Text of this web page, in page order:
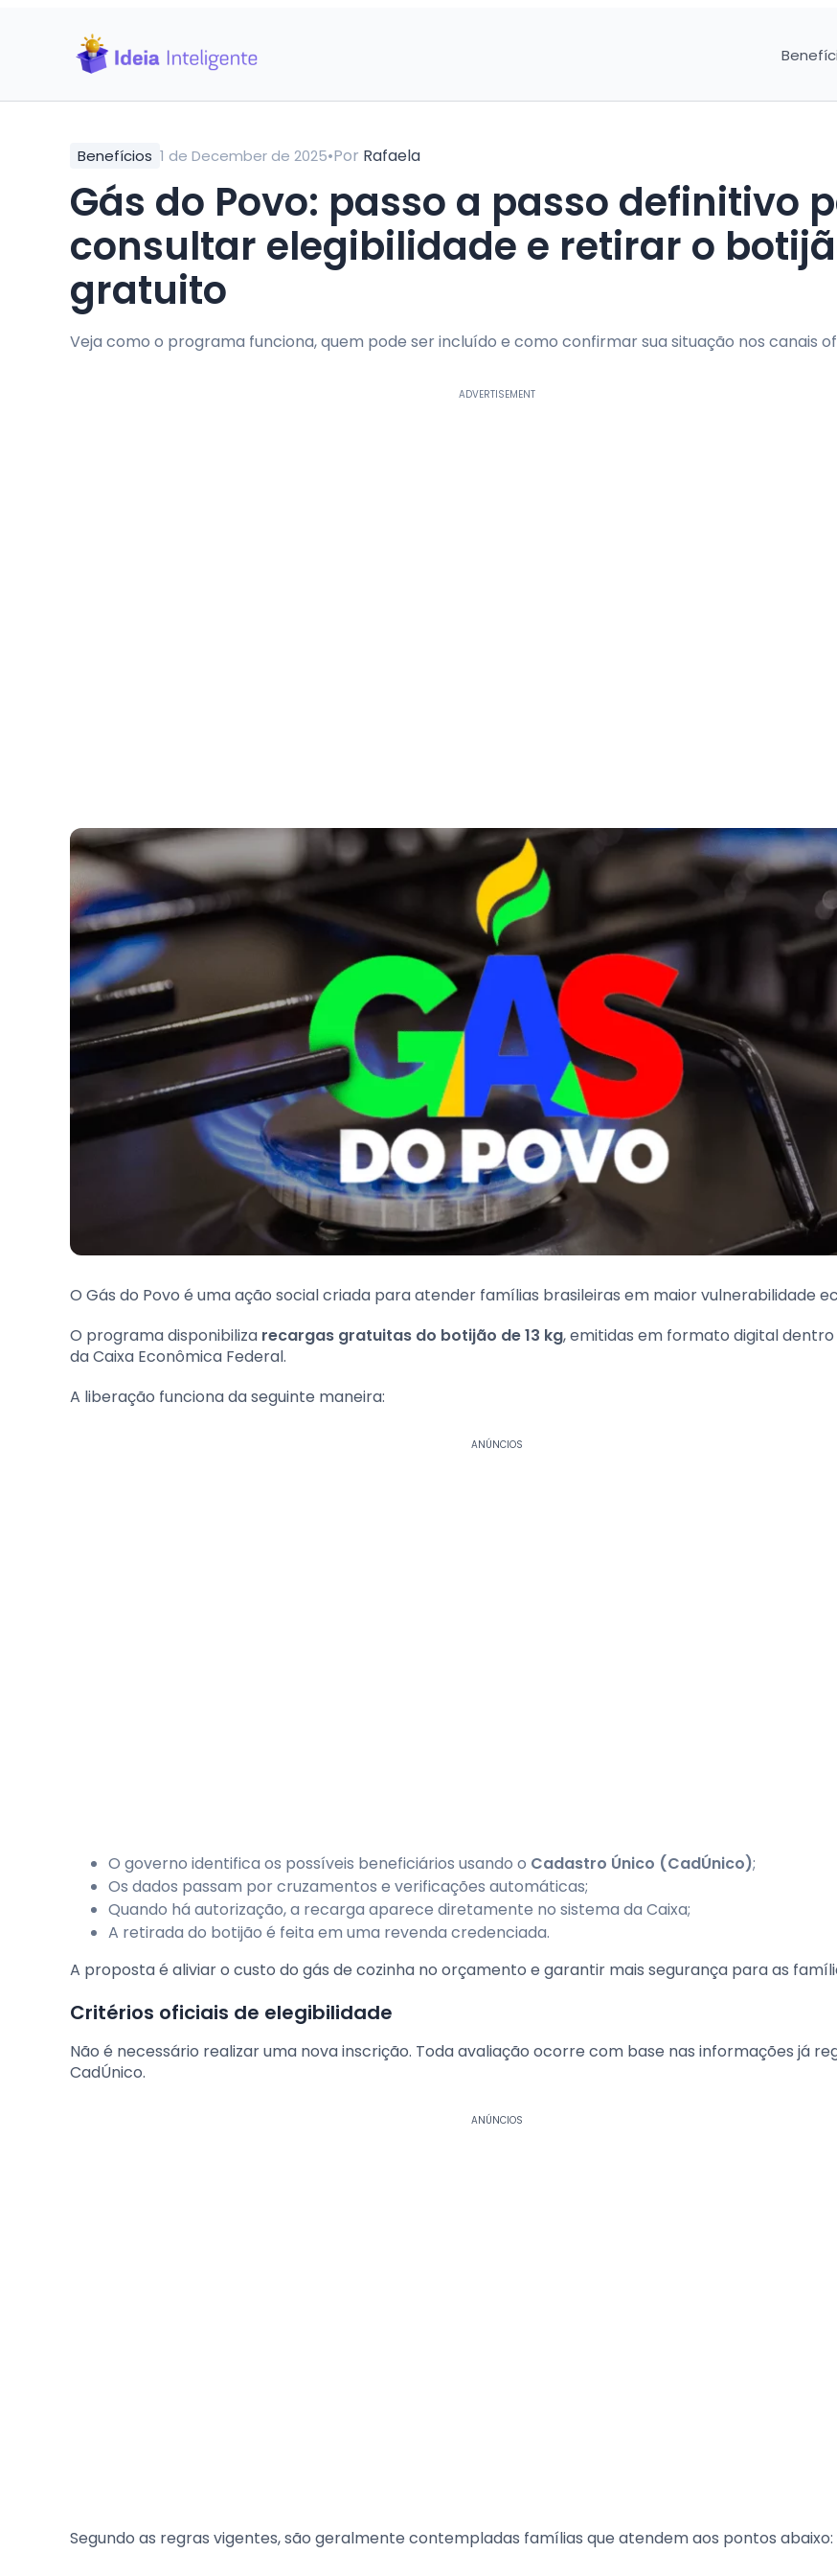
Benefícios 1 de December de 2025•Por Rafaela
Gás do Povo: passo a passo definitivo
consultar elegibilidade e retirar o
gratuito
Veja como o programa funciona, quem pode ser incluído e como confirmar sua situação nos canais
ADVERTISEMENT
O Gás do Povo é uma ação social criada para atender famílias brasileiras em maior vulnerabilidade
O programa disponibiliza recargas gratuitas do botijão de 13 kg, emitidas em formato digital
da Caixa Econômica Federal.
A liberação funciona da seguinte maneira:
ANÚNCIOS
O governo identifica os possíveis beneficiários usando o Cadastro Único (CadÚnico);
Os dados passam por cruzamentos e verificações automáticas;
Quando há autorização, a recarga aparece diretamente no sistema da Caixa;
A retirada do botijão é feita em uma revenda credenciada.
A proposta é aliviar o custo do gás de cozinha no orçamento e garantir mais segurança para as
Critérios oficiais de elegibilidade
Não é necessário realizar uma nova inscrição. Toda avaliação ocorre com base nas informações já
CadÚnico.
ANÚNCIOS
Segundo as regras vigentes, são geralmente contempladas famílias que atendem aos pontos abaixo: